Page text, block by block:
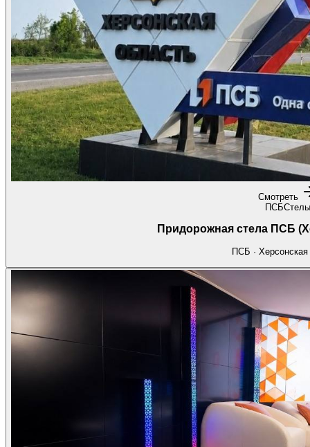
Смотреть
ПСБСтелы
Придорожная стела ПСБ
ПСБ · Херсонская